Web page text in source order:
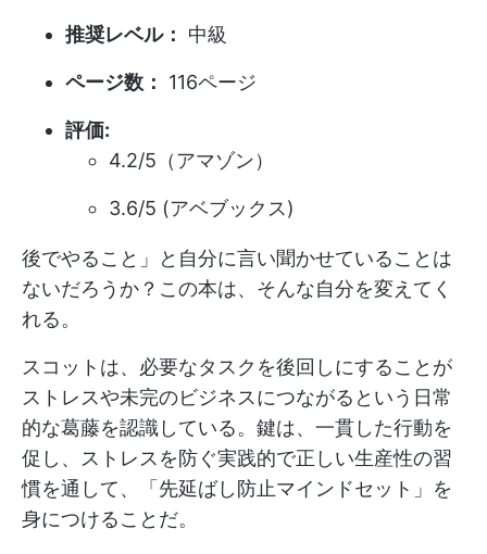
推奨レベル： 中級
ページ数： 116ページ
評価:
4.2/5（アマゾン）
3.6/5 (アベブックス)
後でやること」と自分に言い聞かせていることは
ないだろうか？この本は、そんな自分を変えてく
れる。
スコットは、必要なタスクを後回しにすることが
ストレスや未完のビジネスにつながるという日常
的な葛藤を認識している。鍵は、一貫した行動を
促し、ストレスを防ぐ実践的で正しい生産性の習
慣を通して、「先延ばし防止マインドセット」を
身につけることだ。